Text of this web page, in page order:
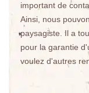
important de
Ainsi, nous
paysagiste. Il a
pour la garantie
voulez d'autres